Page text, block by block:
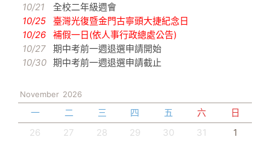
10/21
全校二年級週會
10/25
臺灣光復暨金門古寧頭大捷紀念日
10/26
補假一日(依人事行政總處公告)
10/27
期中考前一週退選申請開始
10/30 期中考前一週退選申請截止
November 2026
一 二 三 四 五 六
日
26
27 28 29 30 31
1